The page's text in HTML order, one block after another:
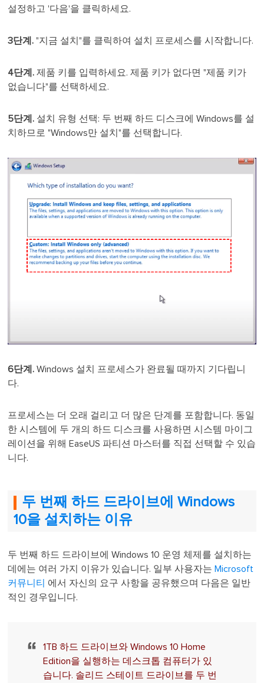
설정하고 '다음'을 클릭하세요.
3단계. "지금 설치"를 클릭하여 설치 프로세스를 시작합니다.
4단계. 제품 키를 입력하세요. 제품 키가 없다면 "제품 키가
없습니다"를 선택하세요.
5단계. 설치 유형 선택: 두 번째 하드 디스크에 Windows를 설
치하므로 "Windows만 설치"를 선택합니다.
6단계. Windows 설치 프로세스가 완료될 때까지 기다립니
다.
프로세스는 더 오래 걸리고 더 많은 단계를 포함합니다. 동일
한 시스템에 두 개의 하드 디스크를 사용하면 시스템 마이그
레이션을 위해 EaseUS 파티션 마스터를 직접 선택할 수 있습
니다.
두 번째 하드 드라이브에 Windows
10을 설치하는 이유
두 번째 하드 드라이브에 Windows 10 운영 체제를 설치하는
데에는 여러 가지 이유가 있습니다. 일부 사용자는 Microsoft
커뮤니티
에서 자신의 요구 사항을 공유했으며 다음은 일반
적인 경우입니다.
1TB 하드 드라이브와 Windows 10 Home
Edition을 실행하는 데스크톱 컴퓨터가 있
습니다. 솔리드 스테이트 드라이브를 두 번